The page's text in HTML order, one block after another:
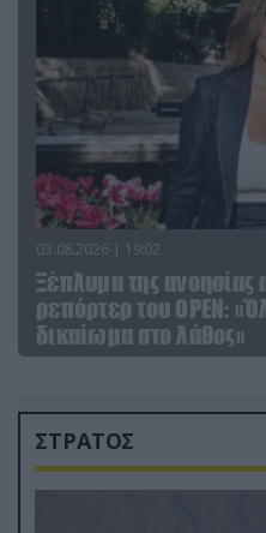
03.08.2026 | 19:02
Ξέπλυμα της ανοησίας
ρεπόρτερ του ΟΡΕΝ:
δικαίωμα στο λάθος»
ΣΤΡΑΤΟΣ